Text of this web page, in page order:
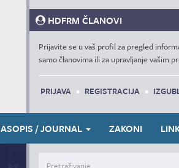
HDFRM ČLANOVI
Prijavite se u vaš profil za pregled
samo članovima ili za upravljanje vašim
PRIJAVA • REGISTRACIJA •
/ JOURNAL ZAKONI